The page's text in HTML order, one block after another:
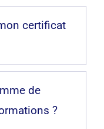
certificat
de
?